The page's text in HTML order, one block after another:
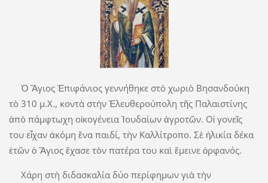
Ὁ Ἅγιος Ἐπιφάνιος γεννήθηκε στὸ χωριὸ Βησανδούκη
τὸ 310 μ.Χ., κοντὰ στὴν Ἐλευθερούπολη τῆς Παλαιστίνης
ἀπὸ πάμφτωχη οἰκογένεια Ἰουδαίων ἀγροτῶν. Οἱ γονεῖς
του εἶχαν ἀκόμη ἕνα παιδί, τὴν Καλλίτροπο. Σὲ ἡλικία δέκα
ἐτῶν ὁ Ἅγιος ἔχασε τὸν πατέρα του καὶ ἔμεινε ὀρφανός.
Χάρη στὴ διδασκαλία δύο περίφημων γιὰ τὴν